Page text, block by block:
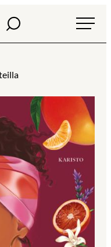
Haku